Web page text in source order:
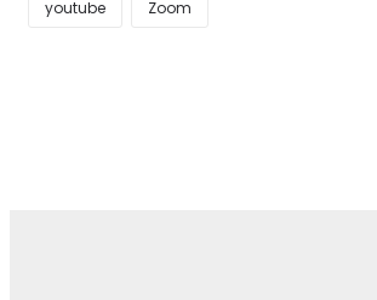
youtube Zoom